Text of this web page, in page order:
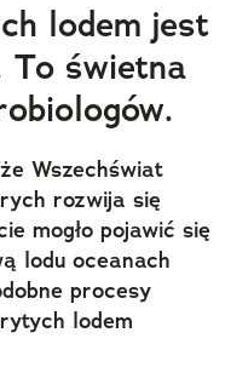
lodem jest
To świetna
Wszechświat
rozwija się
mogło pojawić się
lodu oceanach
procesy
lodem